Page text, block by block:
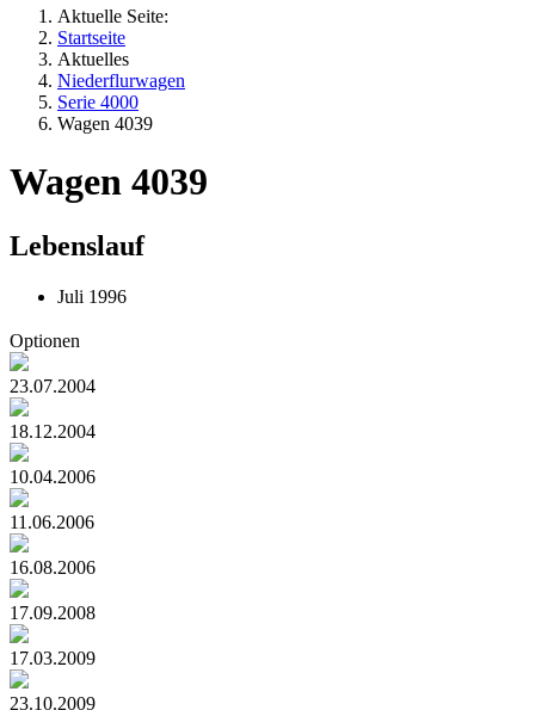
Aktuelle Seite:
Startseite
Aktuelles
Niederflurwagen
Serie 4000
Wagen 4039
Wagen 4039
Lebenslauf
Juli 1996
Optionen
23.07.2004
18.12.2004
10.04.2006
11.06.2006
16.08.2006
17.09.2008
17.03.2009
23.10.2009